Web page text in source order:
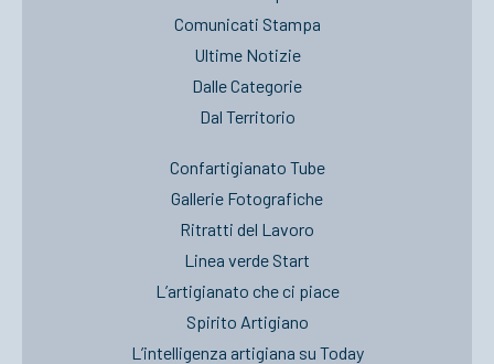
Comunicati Stampa
Ultime Notizie
Dalle Categorie
Dal Territorio
Confartigianato Tube
Gallerie Fotografiche
Ritratti del Lavoro
Linea verde Start
L’artigianato che ci piace
Spirito Artigiano
L’intelligenza artigiana su Today